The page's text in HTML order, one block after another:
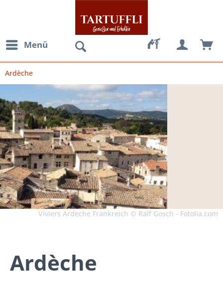
Menü
Ardèche
Viviers Ardeche Frankreich © Ralf Gosch - Fotolia.com
Ardèche